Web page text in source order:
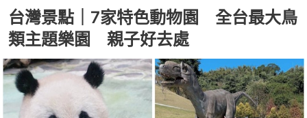
台灣景點｜7家特色動物園 全台最大鳥
類主題樂園 親子好去處